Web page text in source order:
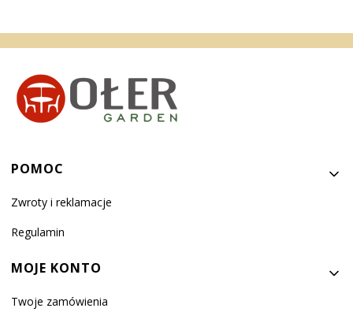
Linki w stopce
POMOC
Zwroty i reklamacje
Regulamin
MOJE KONTO
Twoje zamówienia